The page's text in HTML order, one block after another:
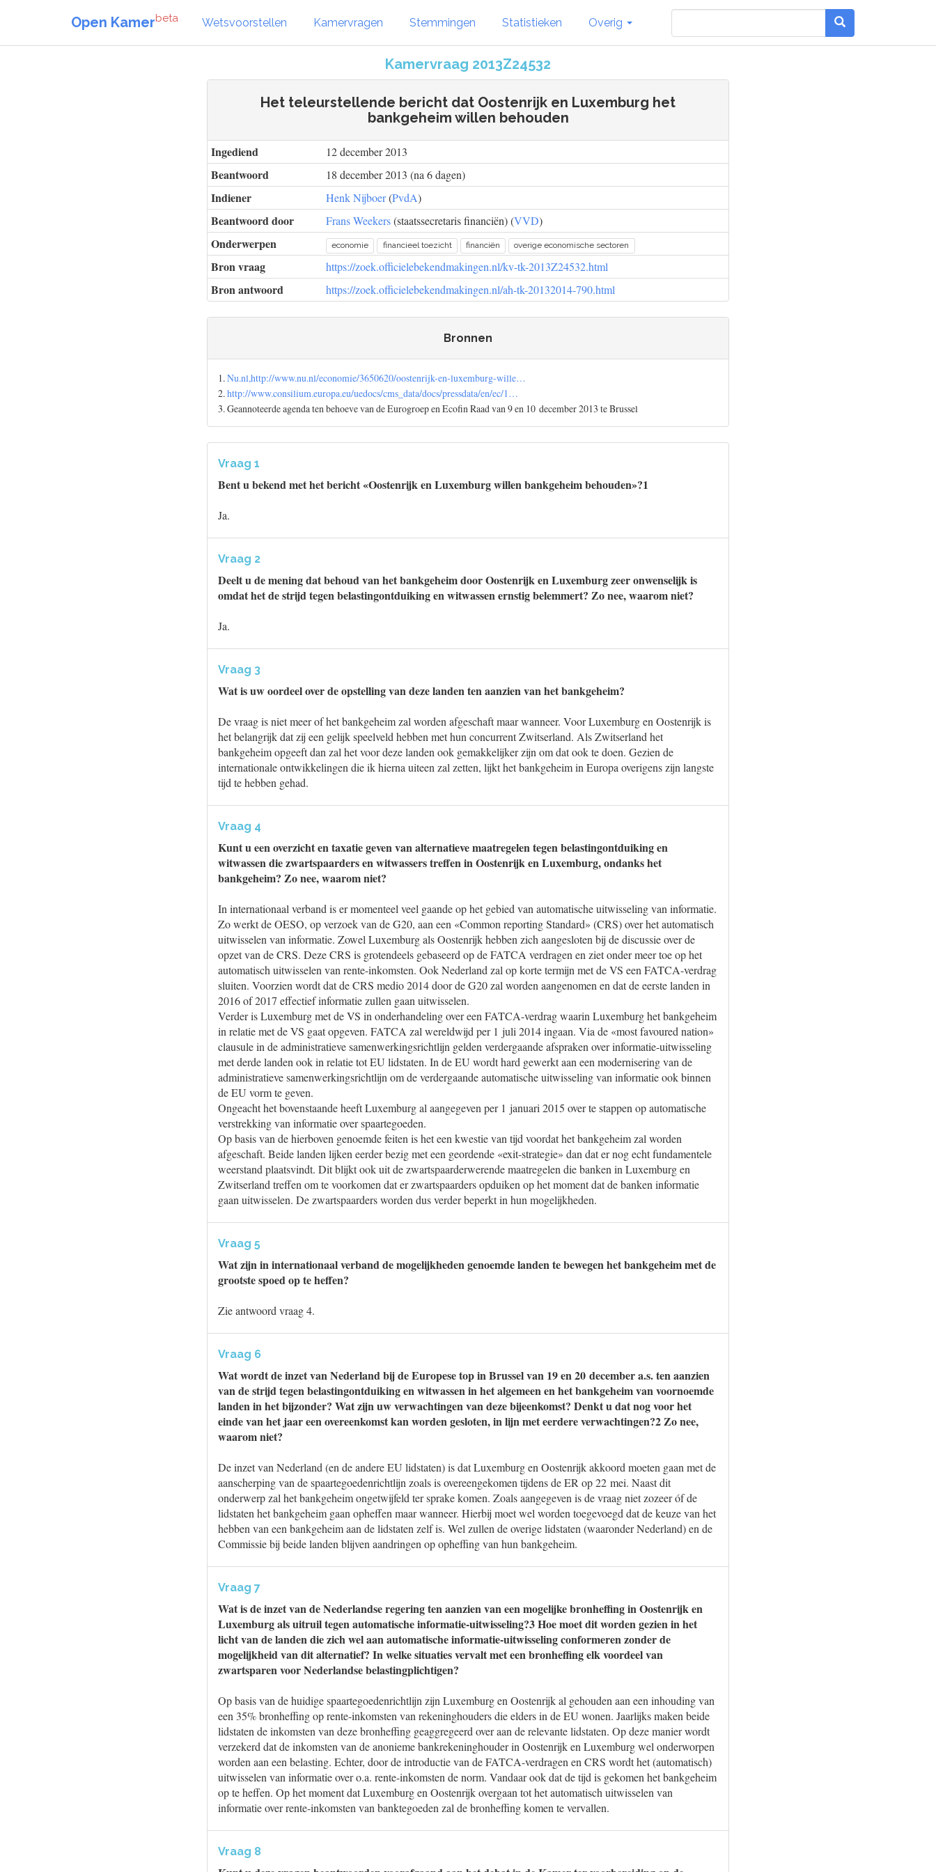
Open Kamerbeta Wetsvoorstellen Kamervragen Stemmingen Statistieken Overig
Kamervraag 2013Z24532
Het teleurstellende bericht dat Oostenrijk en Luxemburg het
bankgeheim willen behouden
Ingediend 12 december 2013
Beantwoord 18 december 2013 (na 6 dagen)
Indiener Henk Nijboer(PvdA)
Beantwoord door Frans Weekers(staatssecretaris financiën) (VVD)
Onderwerpen economie financieel toezicht financiën overige economische sectoren
Bron vraag https://zoek.officielebekendmakingen.nl/kv-tk-2013Z24532.html
Bron antwoord https://zoek.officielebekendmakingen.nl/ah-tk-20132014-790.html
Bronnen
1.Nu.nl,http://www.nu.nl/economie/3650620/oostenrijk-en-luxemburg-wille…
2.http://www.consilium.europa.eu/uedocs/cms_data/docs/pressdata/en/ec/1…
3. Geannoteerde agenda ten behoeve van de Eurogroep en Ecofin Raad van 9 en 10 december 2013 te Brussel
Vraag 1
Bent u bekend met het bericht «Oostenrijk en Luxemburg willen bankgeheim behouden»?1
Ja.
Vraag 2
Deelt u de mening dat behoud van het bankgeheim door Oostenrijk en Luxemburg zeer onwenselijk is
omdat het de strijd tegen belastingontduiking en witwassen ernstig belemmert? Zo nee, waarom niet?
Ja.
Vraag 3
Wat is uw oordeel over de opstelling van deze landen ten aanzien van het bankgeheim?
De vraag is niet meer of het bankgeheim zal worden afgeschaft maar wanneer. Voor Luxemburg en Oostenrijk is
het belangrijk dat zij een gelijk speelveld hebben met hun concurrent Zwitserland. Als Zwitserland het
bankgeheim opgeeft dan zal het voor deze landen ook gemakkelijker zijn om dat ook te doen. Gezien de
internationale ontwikkelingen die ik hierna uiteen zal zetten, lijkt het bankgeheim in Europa overigens zijn langste
tijd te hebben gehad.
Vraag 4
Kunt u een overzicht en taxatie geven van alternatieve maatregelen tegen belastingontduiking en
witwassen die zwartspaarders en witwassers treffen in Oostenrijk en Luxemburg, ondanks het
bankgeheim? Zo nee, waarom niet?
In internationaal verband is er momenteel veel gaande op het gebied van automatische uitwisseling van informatie.
Zo werkt de OESO, op verzoek van de G20, aan een «Common reporting Standard» (CRS) over het automatisch
uitwisselen van informatie. Zowel Luxemburg als Oostenrijk hebben zich aangesloten bij de discussie over de
opzet van de CRS. Deze CRS is grotendeels gebaseerd op de FATCA verdragen en ziet onder meer toe op het
automatisch uitwisselen van rente-inkomsten. Ook Nederland zal op korte termijn met de VS een FATCA-verdrag
sluiten. Voorzien wordt dat de CRS medio 2014 door de G20 zal worden aangenomen en dat de eerste landen in
2016 of 2017 effectief informatie zullen gaan uitwisselen.
Verder is Luxemburg met de VS in onderhandeling over een FATCA-verdrag waarin Luxemburg het bankgeheim
in relatie met de VS gaat opgeven. FATCA zal wereldwijd per 1 juli 2014 ingaan. Via de «most favoured nation»
clausule in de administratieve samenwerkingsrichtlijn gelden verdergaande afspraken over informatie-uitwisseling
met derde landen ook in relatie tot EU lidstaten. In de EU wordt hard gewerkt aan een modernisering van de
administratieve samenwerkingsrichtlijn om de verdergaande automatische uitwisseling van informatie ook binnen
de EU vorm te geven.
Ongeacht het bovenstaande heeft Luxemburg al aangegeven per 1 januari 2015 over te stappen op automatische
verstrekking van informatie over spaartegoeden.
Op basis van de hierboven genoemde feiten is het een kwestie van tijd voordat het bankgeheim zal worden
afgeschaft. Beide landen lijken eerder bezig met een geordende «exit-strategie» dan dat er nog echt fundamentele
weerstand plaatsvindt. Dit blijkt ook uit de zwartspaarderwerende maatregelen die banken in Luxemburg en
Zwitserland treffen om te voorkomen dat er zwartspaarders opduiken op het moment dat de banken informatie
gaan uitwisselen. De zwartspaarders worden dus verder beperkt in hun mogelijkheden.
Vraag 5
Wat zijn in internationaal verband de mogelijkheden genoemde landen te bewegen het bankgeheim met de
grootste spoed op te heffen?
Zie antwoord vraag 4.
Vraag 6
Wat wordt de inzet van Nederland bij de Europese top in Brussel van 19 en 20 december a.s. ten aanzien
van de strijd tegen belastingontduiking en witwassen in het algemeen en het bankgeheim van voornoemde
landen in het bijzonder? Wat zijn uw verwachtingen van deze bijeenkomst? Denkt u dat nog voor het
einde van het jaar een overeenkomst kan worden gesloten, in lijn met eerdere verwachtingen?2 Zo nee,
waarom niet?
De inzet van Nederland (en de andere EU lidstaten) is dat Luxemburg en Oostenrijk akkoord moeten gaan met de
aanscherping van de spaartegoedenrichtlijn zoals is overeengekomen tijdens de ER op 22 mei. Naast dit
onderwerp zal het bankgeheim ongetwijfeld ter sprake komen. Zoals aangegeven is de vraag niet zozeer óf de
lidstaten het bankgeheim gaan opheffen maar wanneer. Hierbij moet wel worden toegevoegd dat de keuze van het
hebben van een bankgeheim aan de lidstaten zelf is. Wel zullen de overige lidstaten (waaronder Nederland) en de
Commissie bij beide landen blijven aandringen op opheffing van hun bankgeheim.
Vraag 7
Wat is de inzet van de Nederlandse regering ten aanzien van een mogelijke bronheffing in Oostenrijk en
Luxemburg als uitruil tegen automatische informatie-uitwisseling?3 Hoe moet dit worden gezien in het
licht van de landen die zich wel aan automatische informatie-uitwisseling conformeren zonder de
mogelijkheid van dit alternatief? In welke situaties vervalt met een bronheffing elk voordeel van
zwartsparen voor Nederlandse belastingplichtigen?
Op basis van de huidige spaartegoedenrichtlijn zijn Luxemburg en Oostenrijk al gehouden aan een inhouding van
een 35% bronheffing op rente-inkomsten van rekeninghouders die elders in de EU wonen. Jaarlijks maken beide
lidstaten de inkomsten van deze bronheffing geaggregeerd over aan de relevante lidstaten. Op deze manier wordt
verzekerd dat de inkomsten van de anonieme bankrekeninghouder in Oostenrijk en Luxemburg wel onderworpen
worden aan een belasting. Echter, door de introductie van de FATCA-verdragen en CRS wordt het (automatisch)
uitwisselen van informatie over o.a. rente-inkomsten de norm. Vandaar ook dat de tijd is gekomen het bankgeheim
op te heffen. Op het moment dat Luxemburg en Oostenrijk overgaan tot het automatisch uitwisselen van
informatie over rente-inkomsten van banktegoeden zal de bronheffing komen te vervallen.
Vraag 8